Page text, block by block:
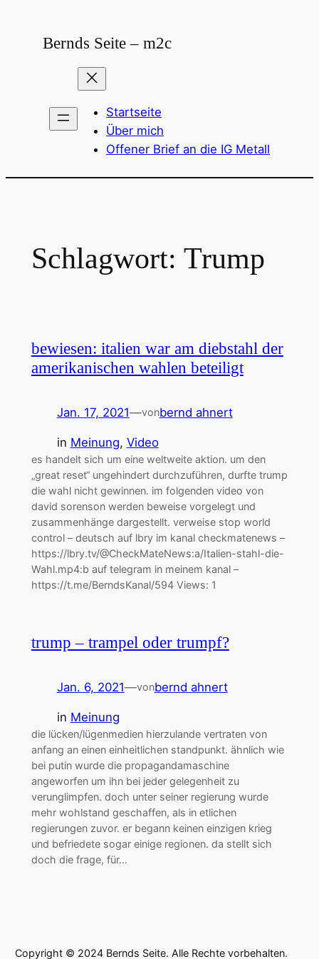
springenBernds Seite – m2c
Startseite
Über mich
Offener Brief an die IG Metall
Schlagwort: Trump
bewiesen: italien war am diebstahl der
amerikanischen wahlen beteiligt
Jan. 17, 2021—vonbernd ahnert
in Meinung, Video
es handelt sich um eine weltweite aktion. um den
„great reset“ ungehindert durchzuführen, durfte trump
die wahl nicht gewinnen. im folgenden video von
david sorenson werden beweise vorgelegt und
zusammenhänge dargestellt. verweise stop world
control – deutsch auf lbry im kanal checkmatenews –
https://lbry.tv/@CheckMateNews:a/Italien-stahl-die-
Wahl.mp4:b auf telegram in meinem kanal –
https://t.me/BerndsKanal/594 Views: 1
trump – trampel oder trumpf?
Jan. 6, 2021—vonbernd ahnert
in Meinung
die lücken/lügenmedien hierzulande vertraten von
anfang an einen einheitlichen standpunkt. ähnlich wie
bei putin wurde die propagandamaschine
angeworfen um ihn bei jeder gelegenheit zu
verunglimpfen. doch unter seiner regierung wurde
mehr wohlstand geschaffen, als in etlichen
regierungen zuvor. er begann keinen einzigen krieg
und befriedete sogar einige regionen. da stellt sich
doch die frage, für…
Copyright © 2024 Bernds Seite. Alle Rechte vorbehalten.